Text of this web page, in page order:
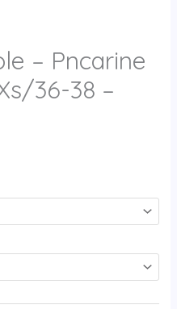
– Pncarine
36-38 –